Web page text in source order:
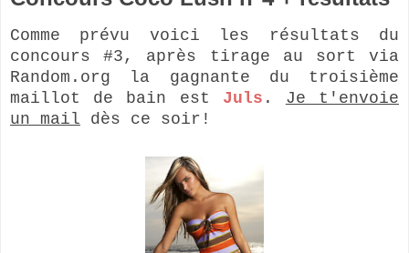
Comme prévu voici les résultats du
concours #3, après tirage au sort via
Random.org la gagnante du troisième
maillot de bain est Juls . Je t'envoie
un mail dès ce soir!